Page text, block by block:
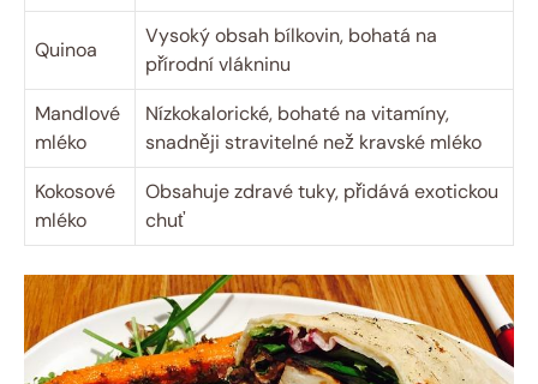
Quinoa
Vysoký obsah bílkovin, bohatá na
přírodní vlákninu
Mandlové
mléko
Nízkokalorické, bohaté na vitamíny,
snadněji stravitelné než kravské mléko
Kokosové
mléko
Obsahuje zdravé tuky, přidává exotickou
chuť